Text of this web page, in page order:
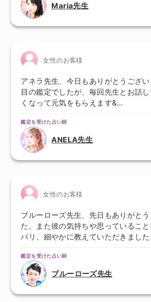
Maria先生
女性のお客様
アネラ先生、今日もありがとうござ
目の鑑定でしたが、毎回先生とお話
くなって元気をもらえます&…
鑑定を受けた占い師
ANELA先生
女性のお客様
ブルーローズ先生、先日もありがと
た。また彼の気持ちや思っているこ
バリ、細やかに教えていただきまし
鑑定を受けた占い師
ブルーローズ先生